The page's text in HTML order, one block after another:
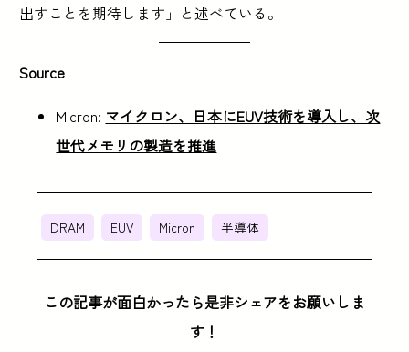
出すことを期待します」と述べている。
Source
Micron: マイクロン、日本にEUV技術を導入し、次
世代メモリの製造を推進
DRAM EUV Micron 半導体
この記事が面白かったら是非シェアをお願いしま
す！